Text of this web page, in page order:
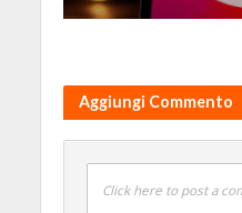
Aggiungi Commento
Click here to post a